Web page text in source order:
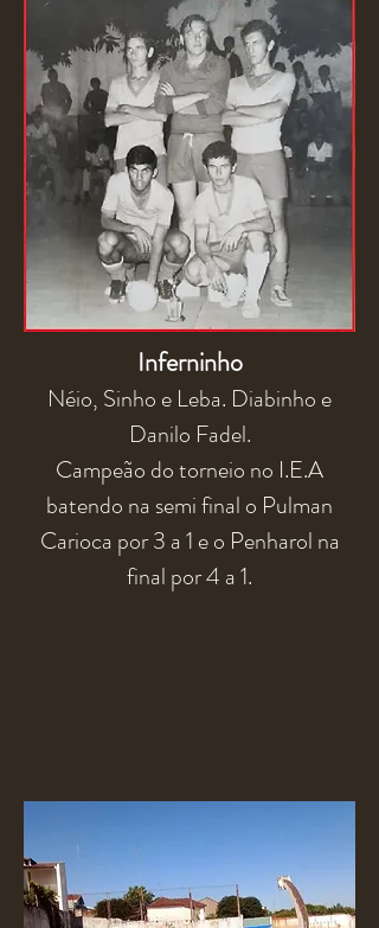
Inferninho
Néio, Sinho e Leba. Diabinho e
Danilo Fadel.
Campeão do torneio no I.E.A
batendo na semi final o Pulman
Carioca por 3 a 1 e o Penharol na
final por 4 a 1.